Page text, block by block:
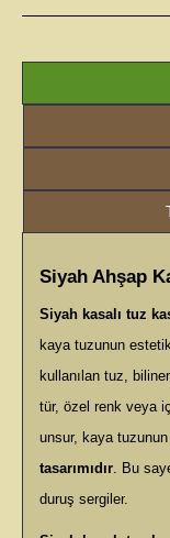
Siyah Ahşap
Siyah kasalı tuz
kaya tuzunun
kullanılan tuz,
tür, özel renk veya
unsur, kaya
tasarımıdır . Bu
duruş sergiler.